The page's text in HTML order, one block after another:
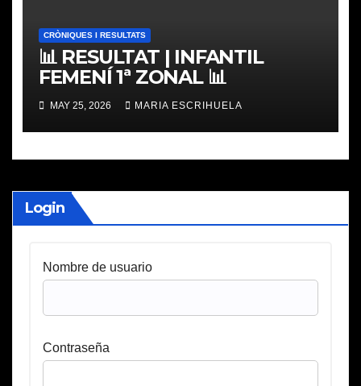
CRÒNIQUES I RESULTATS
📊 RESULTAT | INFANTIL
FEMENÍ 1ª ZONAL 📊
MAY 25, 2026 MARIA ESCRIHUELA
Login
Nombre de usuario
Contraseña